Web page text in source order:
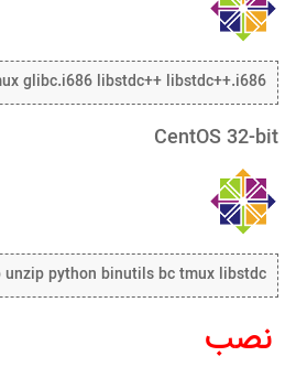
glibc.i686 libstdc++ libstdc++.i686
CentOS 32-bit
python binutils bc tmux libstdc++
نصب